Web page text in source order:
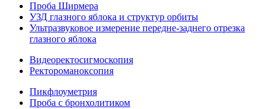
Проба Ширмера
УЗД глазного яблока и структур орбиты
Ультразвуковое измерение передне-заднего отрезка
глазного яблока
Видеоректосигмоскопия
Ректороманоксопия
Пикфлоуметрия
Проба с бронхолитиком